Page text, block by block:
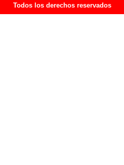
Todos los derechos reservados